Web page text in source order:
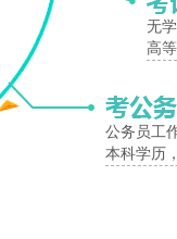
无
高
公务员工
本科学历